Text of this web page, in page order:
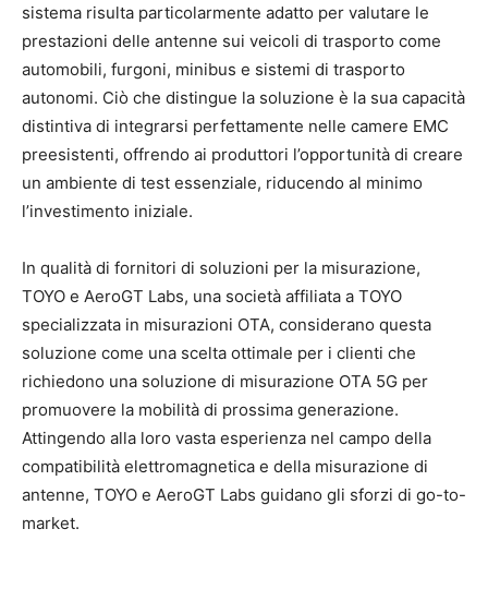
sistema risulta particolarmente adatto per valutare le
prestazioni delle antenne sui veicoli di trasporto come
automobili, furgoni, minibus e sistemi di trasporto
autonomi. Ciò che distingue la soluzione è la sua capacità
distintiva di integrarsi perfettamente nelle camere EMC
preesistenti, offrendo ai produttori l’opportunità di creare
un ambiente di test essenziale, riducendo al minimo
l’investimento iniziale.
In qualità di fornitori di soluzioni per la misurazione,
TOYO e AeroGT Labs, una società affiliata a TOYO
specializzata in misurazioni OTA, considerano questa
soluzione come una scelta ottimale per i clienti che
richiedono una soluzione di misurazione OTA 5G per
promuovere la mobilità di prossima generazione.
Attingendo alla loro vasta esperienza nel campo della
compatibilità elettromagnetica e della misurazione di
antenne, TOYO e AeroGT Labs guidano gli sforzi di go-to-
market.